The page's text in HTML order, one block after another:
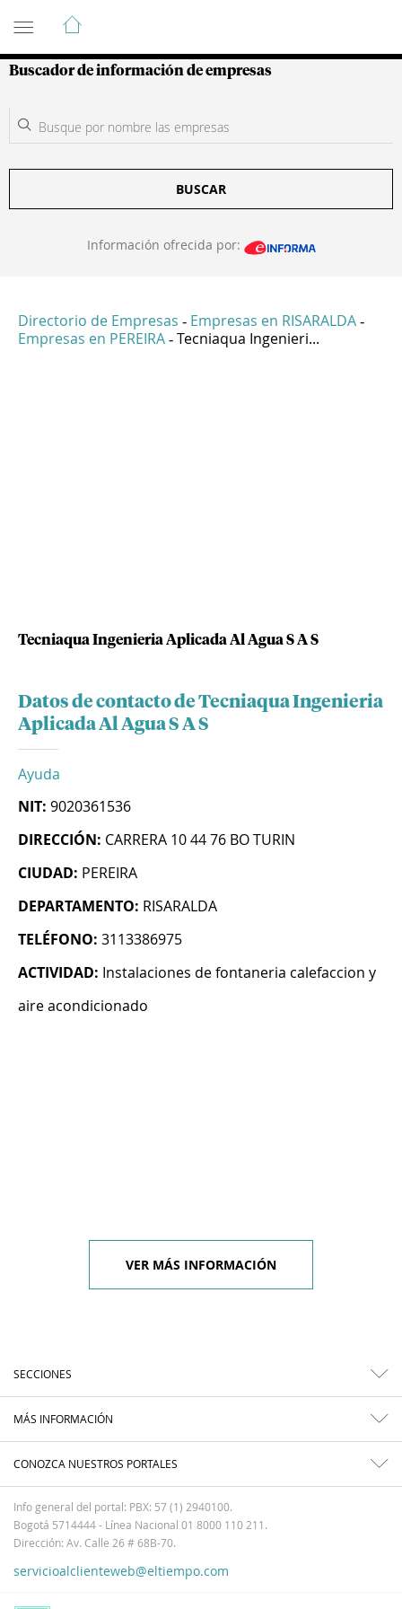
Guía de Empresas Colombianas
Buscador de información de empresas
BUSCAR
Información ofrecida por:
Directorio de Empresas - Empresas en RISARALDA -
Empresas en PEREIRA - Tecniaqua Ingenieri...
Tecniaqua Ingenieria Aplicada Al Agua S A S
Datos de contacto de Tecniaqua Ingenieria
Aplicada Al Agua S A S
Ayuda
NIT: 9020361536
DIRECCIÓN: CARRERA 10 44 76 BO TURIN
CIUDAD: PEREIRA
DEPARTAMENTO: RISARALDA
TELÉFONO: 3113386975
ACTIVIDAD: Instalaciones de fontaneria calefaccion y
aire acondicionado
VER MÁS INFORMACIÓN
SECCIONES
MÁS INFORMACIÓN
CONOZCA NUESTROS PORTALES
Info general del portal: PBX: 57 (1) 2940100.
Bogotá 5714444 - Línea Nacional 01 8000 110 211.
Dirección: Av. Calle 26 # 68B-70.
servicioalclienteweb@eltiempo.com